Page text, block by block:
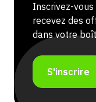
Inscrivez-
recevez des
dans votre
S'inscrire